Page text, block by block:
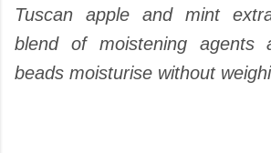
Tuscan apple and mint
blend of moistening agents
beads moisturise without